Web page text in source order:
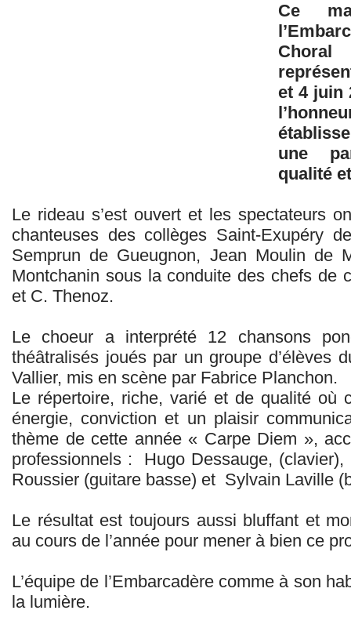
Ce
Choral
et 4 juin
une
qualité
Le rideau s’est ouvert et les spectateurs
chanteuses des collèges Saint-Exupéry
Semprun de Gueugnon, Jean Moulin de
Montchanin sous la conduite des chefs de
et C. Thenoz.
Le choeur a interprété 12 chansons
théâtralisés joués par un groupe d’élèves
Vallier, mis en scène par Fabrice Planchon.
Le répertoire, riche, varié et de qualité où
énergie, conviction et un plaisir
thème de cette année « Carpe Diem »,
professionnels : Hugo Dessauge,
Roussier (guitare basse) et Sylvain Laville
Le résultat est toujours aussi bluffant et
au cours de l’année pour mener à bien ce
L’équipe de l’Embarcadère comme à son
la lumière.